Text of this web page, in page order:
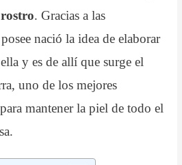
. Gracias a las
nació la idea de elaborar
y es de allí que surge el
uno de los mejores
mantener la piel de todo el